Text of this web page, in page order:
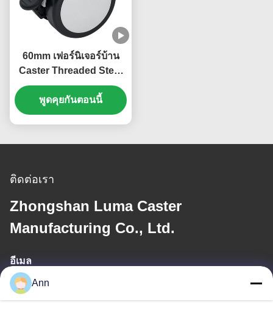
60mm เฟอร์นิเจอร์บ้าน
Caster Threaded Stem
Base Plate Lockable
Caster Wheel สํานักงาน
กระจกหนังสือเล็ก ตู้เตียง
พูดคุยกันตอนนี้
ติดต่อเรา
Zhongshan Luma Caster
Manufacturing Co., Ltd.
อีเมล
ann@industrialwheelcasters.com
Ann